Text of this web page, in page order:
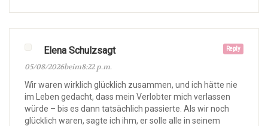
Reply
Elena Schulzsagt
05/08/2026beim8:22 p.m.
Wir waren wirklich glücklich zusammen, und ich hätte nie
im Leben gedacht, dass mein Verlobter mich verlassen
würde – bis es dann tatsächlich passierte. Als wir noch
glücklich waren, sagte ich ihm, er solle alle in seinem